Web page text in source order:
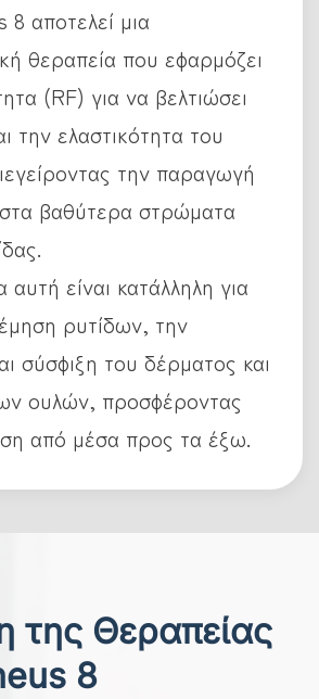
αποτελεί μια
θεραπεία που εφαρμόζει
(RF) για να βελτιώσει
την ελαστικότητα του
την παραγωγή
βαθύτερα στρώματα
αυτή είναι κατάλληλη για
ρυτίδων, την
σύσφιξη του δέρματος και
ουλών, προσφέροντας
από μέσα προς τα έξω.
της Θεραπείας
8